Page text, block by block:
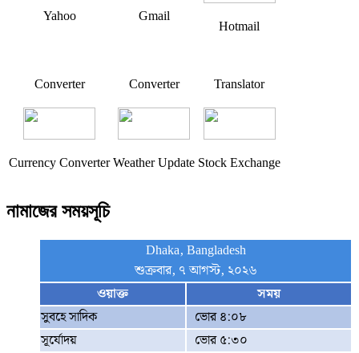
Yahoo Gmail
Hotmail
Converter Converter Translator
Currency Converter Weather Update Stock Exchange
নামাজের সময়সূচি
Dhaka, Bangladesh
শুক্রবার, ৭ আগস্ট, ২০২৬
ওয়াক্ত
সময়
সুবহে সাদিক
ভোর ৪:০৮
সূর্যোদয়
ভোর ৫:৩০